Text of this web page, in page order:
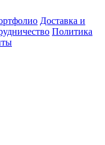
Доставка и
Политика